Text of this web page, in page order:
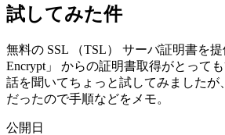
試してみた件
無料の SSL （TSL） サーバ証明書を
Encrypt」 からの証明書取得がとって
話を聞いてちょっと試してみましたが
だったので手順などをメモ。
公開日